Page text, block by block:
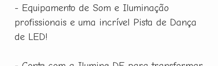
- Equipamento de Som e Iluminação
profissionais e uma incrível Pista de Dança
de LED!